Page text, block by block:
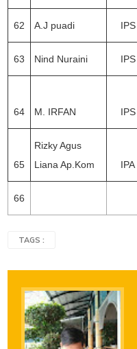
62 A.J puadi IPS
63 Nind Nuraini IPS
64 M. IRFAN IPS
65
Rizky Agus
Liana Ap.Kom
IPA
66
TAGS :